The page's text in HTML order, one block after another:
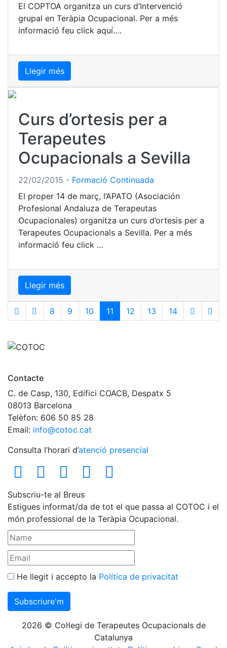
El COPTOA organitza un curs d’Intervenció
grupal en Teràpia Ocupacional. Per a més
informació feu click aquí.…
Llegir més
Curs d’ortesis per a
Terapeutes
Ocupacionals a Sevilla
22/02/2015 - Formació Continuada
El proper 14 de març, l’APATO (Asociación
Profesional Andaluza de Terapeutas
Ocupacionales) organitza un curs d’ortesis per a
Terapeutes Ocupacionals a Sevilla. Per a més
informació feu click …
Llegir més
8 9 10 11 (current)
12 13 14
Contacte
C. de Casp, 130, Edifici COACB, Despatx 5
08013 Barcelona
Telèfon: 606 50 85 28
Email: info@cotoc.cat
Consulta l’horari d’atenció presencial
Subscriu-te al Breus
Estigues informat/da de tot el que passa al COTOC i el
món professional de la Teràpia Ocupacional.
He llegit i accepto la Política de privacitat
2026 © Col·legi de Terapeutes Ocupacionals de
Catalunya